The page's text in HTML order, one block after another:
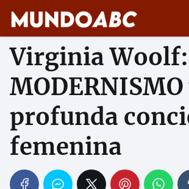
Virginia Woolf:
MODERNISMO
profunda
femenina